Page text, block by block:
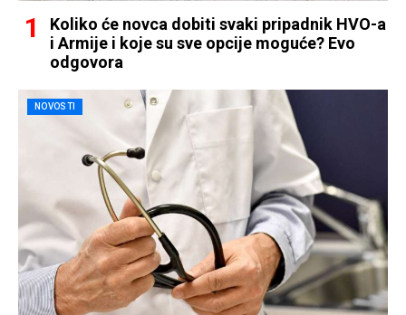
Koliko će novca dobiti svaki pripadnik HVO-a
i Armije i koje su sve opcije moguće? Evo
odgovora
NOVOSTI